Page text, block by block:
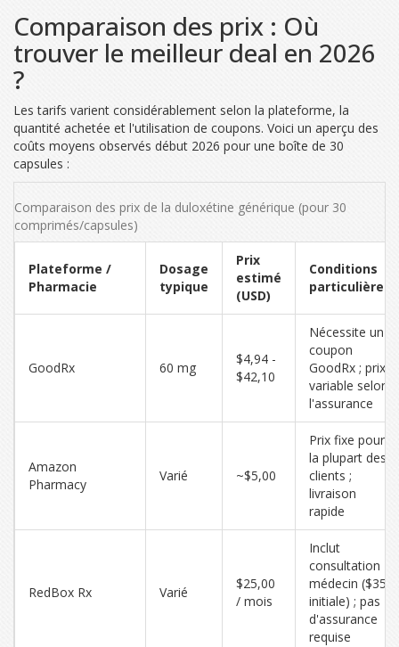
Comparaison des prix : Où
trouver le meilleur deal en 2026
?
Les tarifs varient considérablement selon la plateforme, la
quantité achetée et l'utilisation de coupons. Voici un aperçu des
coûts moyens observés début 2026 pour une boîte de 30
capsules :
Comparaison des prix de la duloxétine générique (pour 30
comprimés/capsules)
Plateforme /
Pharmacie
Dosage
typique
Prix
estimé
(USD)
Conditions
particulières
GoodRx 60 mg
$4,94 -
$42,10
Nécessite un
coupon
GoodRx ; prix
variable selon
l'assurance
Amazon
Pharmacy
Varié ~$5,00
Prix fixe pour
la plupart des
clients ;
livraison
rapide
RedBox Rx Varié
$25,00
/ mois
Inclut
consultation
médecin ($35
initiale) ; pas
d'assurance
requise